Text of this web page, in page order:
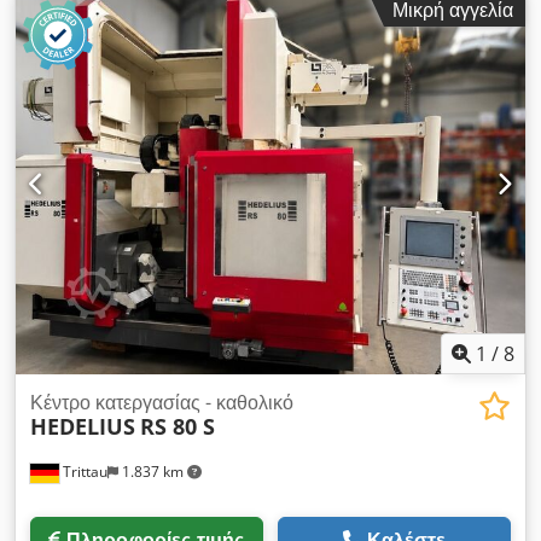
αριστερό χώρο εργασίας 1330/650/520 mm, 2 άξονες
περιστροφικού-κλινόμενου τραπεζιού NC 520 x 420 mm /
δεξιά, Σταθερό τραπέζι 1400 x 600 mm / αριστερά, Ταχύτητα
περιστροφής άξονα έως 12.000 στροφές/λεπτό, Υδρόψυκτος
άξονας φρεζαρίσματος, Υδρόψυκτοι άξονες A + C /
περιστροφικό-κλινόμενο τραπέζι, Κώνος υποδοχής SK 40,
Αυτόματος αλλαγέας εργαλείων, χωρητικότητας 30 θέσεων, IKZ
25 bar, Cjdpfx Aezm Sfcogmoha Σύστημα φιλτραρίσματος με
κόσκινο, χωρητικότητας 500 λίτρων, Διαχωριστικό τοίχωμα για
εναλλασσόμενη κατεργασία, Μεταφορέας γκορδέλη.
Μικρή αγγελία
1 /8
Trittau 1.837 km
Κέντρο κατεργασίας - καθολικό
HEDELIUS RS 80 S